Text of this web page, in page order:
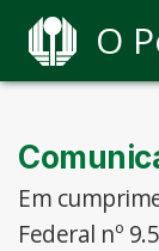
O
Em
Federal nº